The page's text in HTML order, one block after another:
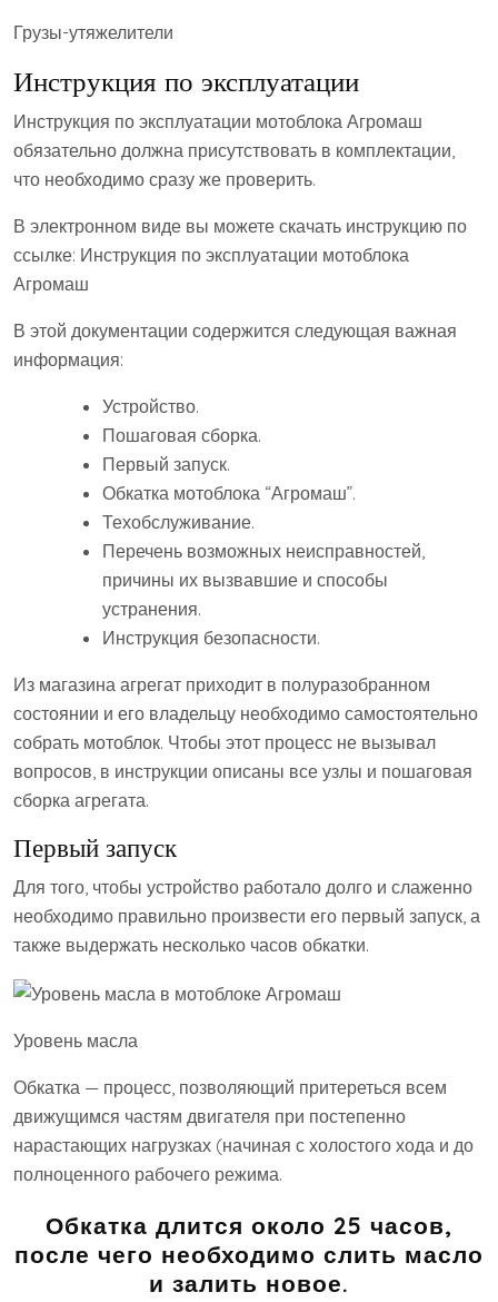
Грузы-утяжелители
Инструкция по эксплуатации
Инструкция по эксплуатации мотоблока Агромаш
обязательно должна присутствовать в комплектации,
что необходимо сразу же проверить.
В электронном виде вы можете скачать инструкцию по
ссылке: Инструкция по эксплуатации мотоблока
Агромаш
В этой документации содержится следующая важная
информация:
Устройство.
Пошаговая сборка.
Первый запуск.
Обкатка мотоблока “Агромаш”.
Техобслуживание.
Перечень возможных неисправностей,
причины их вызвавшие и способы
устранения.
Инструкция безопасности.
Из магазина агрегат приходит в полуразобранном
состоянии и его владельцу необходимо самостоятельно
собрать мотоблок. Чтобы этот процесс не вызывал
вопросов, в инструкции описаны все узлы и пошаговая
сборка агрегата.
Первый запуск
Для того, чтобы устройство работало долго и слаженно
необходимо правильно произвести его первый запуск, а
также выдержать несколько часов обкатки.
Уровень масла
Обкатка — процесс, позволяющий притереться всем
движущимся частям двигателя при постепенно
нарастающих нагрузках (начиная с холостого хода и до
полноценного рабочего режима.
Обкатка длится около 25 часов,
после чего необходимо слить масло
и залить новое.